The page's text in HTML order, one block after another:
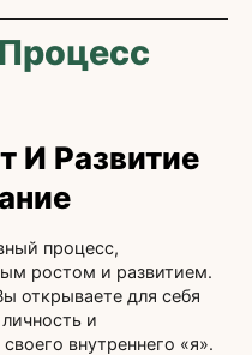
И Развитие
процесс,
ростом и развитием.
открываете для себя
и
внутреннего «я».